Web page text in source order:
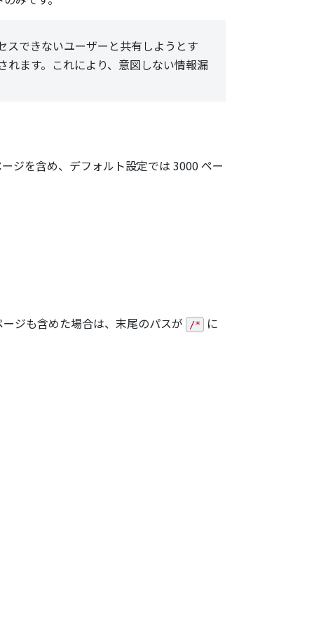
スできないユーザーと共有しようとす
ます。これにより、意図しない情報漏
ジを含め、デフォルト設定では 3000 ペー
ジも含めた場合は、末尾のパスが
/* に